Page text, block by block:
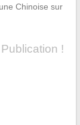
Chinoise sur
!